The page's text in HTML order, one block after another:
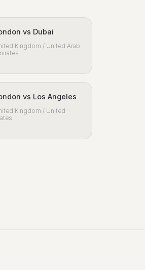
vs Dubai
Kingdom / United Arab
vs Los Angeles
Kingdom / United